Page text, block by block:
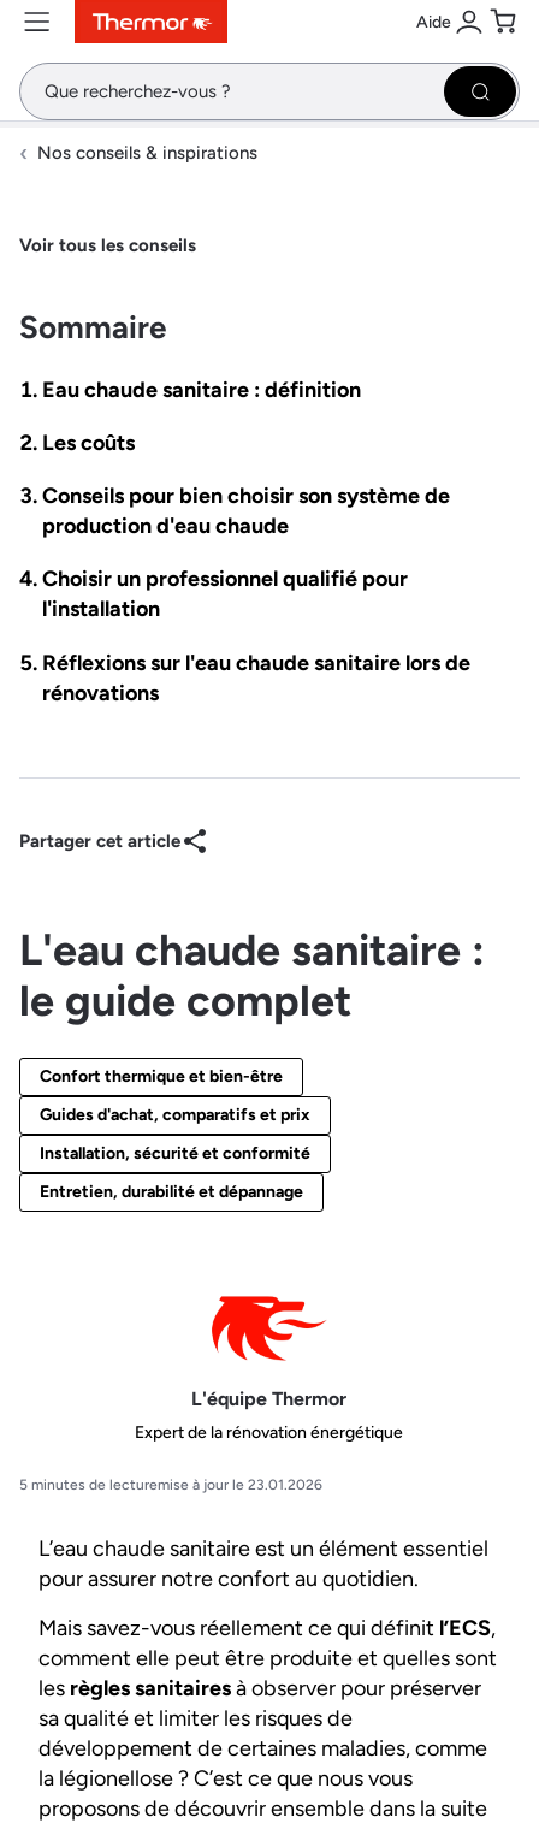
ContenuMenuRecherche Aide
Se
Nos conseils & inspirations
Voir tous les conseils
Sommaire
Eau chaude sanitaire : définition
Les coûts
Conseils pour bien choisir son système de
production d'eau chaude
Choisir un professionnel qualifié pour
l'installation
Réflexions sur l'eau chaude sanitaire lors de
rénovations
Partager cet article
L'eau chaude sanitaire :
le guide complet
Confort thermique et bien-être
Guides d'achat, comparatifs et prix
Installation, sécurité et conformité
Entretien, durabilité et dépannage
L'équipe Thermor
Expert de la rénovation énergétique
5 minutes de lecturemise à jour le 23.01.2026
L’eau chaude sanitaire est un élément essentiel
pour assurer notre confort au quotidien.
Mais savez-vous réellement ce qui définit l’ECS,
comment elle peut être produite et quelles sont
les règles sanitairesà observer pour préserver
sa qualité et limiter les risques de
développement de certaines maladies, comme
la légionellose ? C’est ce que nous vous
proposons de découvrir ensemble dans la suite